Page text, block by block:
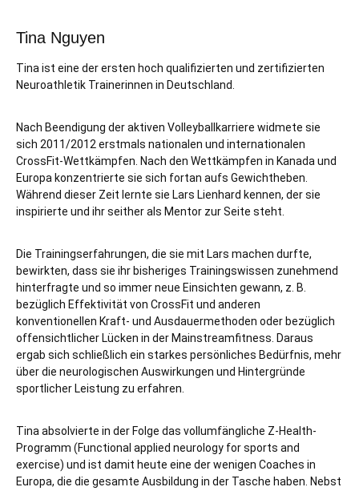
Tina Nguyen
Tina ist eine der ersten hoch qualifizierten und zertifizierten
Neuroathletik Trainerinnen in Deutschland.
Nach Beendigung der aktiven Volleyballkarriere widmete sie
sich 2011/2012 erstmals nationalen und internationalen
CrossFit-Wettkämpfen. Nach den Wettkämpfen in Kanada und
Europa konzentrierte sie sich fortan aufs Gewichtheben.
Während dieser Zeit lernte sie Lars Lienhard kennen, der sie
inspirierte und ihr seither als Mentor zur Seite steht.
Die Trainingserfahrungen, die sie mit Lars machen durfte,
bewirkten, dass sie ihr bisheriges Trainingswissen zunehmend
hinterfragte und so immer neue Einsichten gewann, z. B.
bezüglich Effektivität von CrossFit und anderen
konventionellen Kraft- und Ausdauermethoden oder bezüglich
offensichtlicher Lücken in der Mainstreamfitness. Daraus
ergab sich schließlich ein starkes persönliches Bedürfnis, mehr
über die neurologischen Auswirkungen und Hintergründe
sportlicher Leistung zu erfahren.
Tina absolvierte in der Folge das vollumfängliche Z-Health-
Programm (Functional applied neurology for sports and
exercise) und ist damit heute eine der wenigen Coaches in
Europa, die die gesamte Ausbildung in der Tasche haben. Nebst